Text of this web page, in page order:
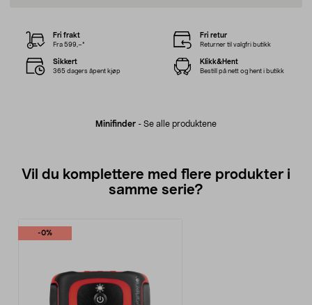
Minifinder - Se alle produktene
Fri frakt
Fra 599,–*
Fri retur
Returner til valgfri butikk
Sikkert
365 dagers åpent kjøp
Klikk&Hent
Bestill på nett og hent i butikk
Vil du komplettere med flere produkter i
samme serie?
-0%